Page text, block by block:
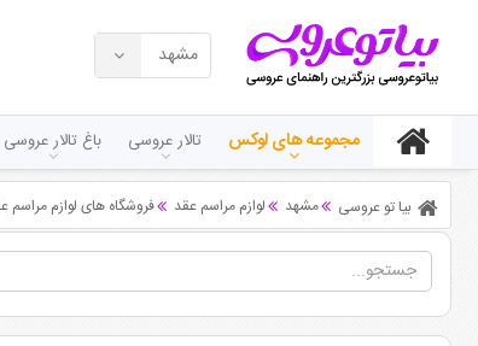
مشهد
مجموعه های لوکس تالار عروسی باغ تالار عروسی
بیا تو عروسی مشهد لوازم مراسم عقد فروشگاه های لوازم